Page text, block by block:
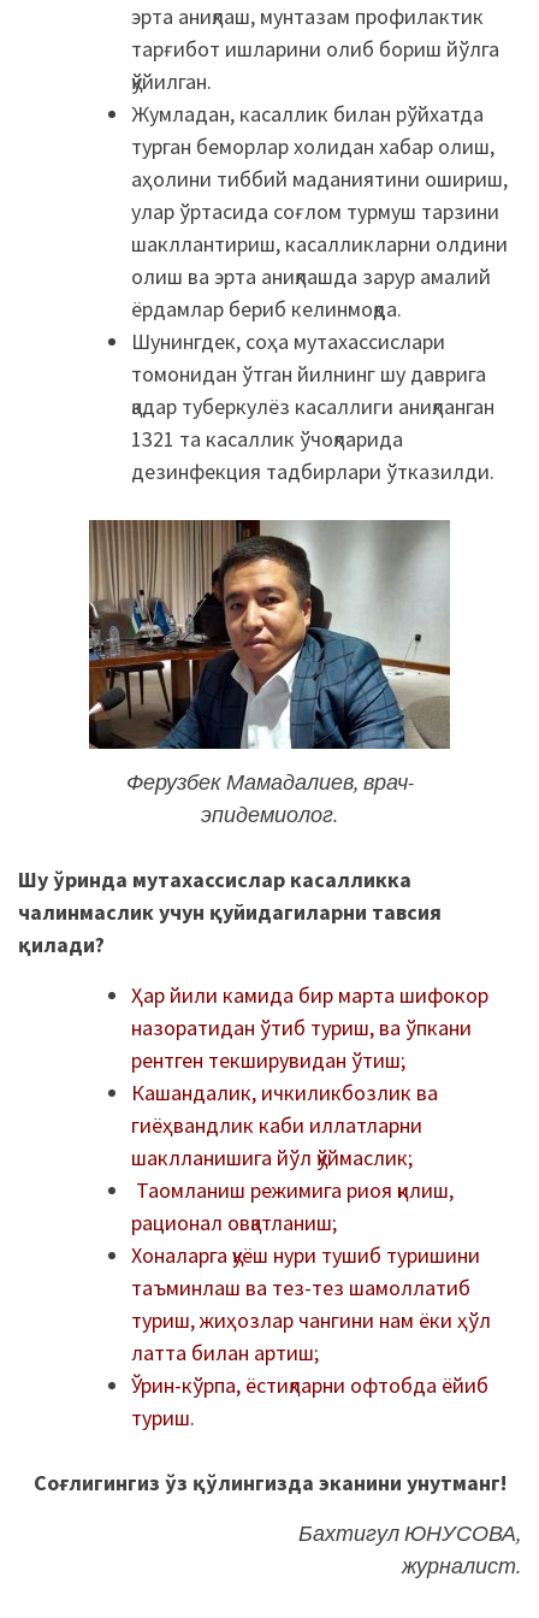
эрта аниқлаш, мунтазам профилактик
тарғибот ишларини олиб бориш йўлга
қўйилган.
Жумладан, касаллик билан рўйхатда
турган беморлар холидан хабар олиш,
аҳолини тиббий маданиятини ошириш,
улар ўртасида соғлом турмуш тарзини
шакллантириш, касалликларни олдини
олиш ва эрта аниқлашда зарур амалий
ёрдамлар бериб келинмоқда.
Шунингдек, соҳа мутахассислари
томонидан ўтган йилнинг шу даврига
қадар туберкулёз касаллиги аниқланган
1321 та касаллик ўчоқларида
дезинфекция тадбирлари ўтказилди.
Ферузбек Мамадалиев, врач-
эпидемиолог.
Шу ўринда мутахассислар касалликка
чалинмаслик учун қуйидагиларни тавсия
қилади?
Ҳар йили камида бир марта шифокор
назоратидан ўтиб туриш, ва ўпкани
рентген текширувидан ўтиш;
Кашандалик, ичкиликбозлик ва
гиёҳвандлик каби иллатларни
шаклланишига йўл қўймаслик;
Таомланиш режимига риоя қилиш,
рационал овқатланиш;
Хоналарга қуёш нури тушиб туришини
таъминлаш ва тез-тез шамоллатиб
туриш, жиҳозлар чангини нам ёки ҳўл
латта билан артиш;
Ўрин-кўрпа, ёстиқларни офтобда ёйиб
туриш.
Соғлигингиз ўз қўлингизда эканини унутманг!
Бахтигул ЮНУСОВА,
журналист.